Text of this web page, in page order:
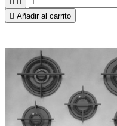
 Añadir al carrito